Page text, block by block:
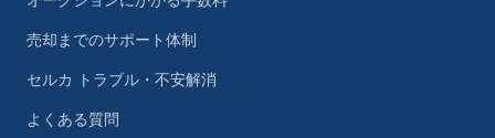
売却までのサポート体制
セルカ トラブル・不安解消
よくある質問